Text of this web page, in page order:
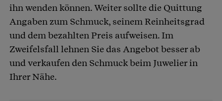
ihn wenden können. Weiter sollte die Quittung
Angaben zum Schmuck, seinem Reinheitsgrad
und dem bezahlten Preis aufweisen. Im
Zweifelsfall lehnen Sie das Angebot besser ab
und verkaufen den Schmuck beim Juwelier in
Ihrer Nähe.